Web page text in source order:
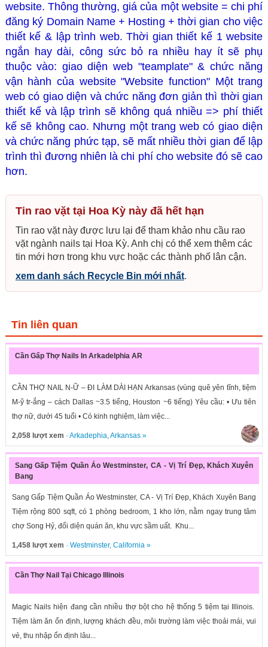
website. Thông thường, giá của một website = chi phí
đăng ký Domain Name + Hosting + thời gian cho việc
thiết kế & lập trình web. Thời gian thiết kế 1 website
ngắn hay dài, công sức bỏ ra nhiều hay ít sẽ phụ
thuộc vào: giao diện web "teamplate" & chức năng
vận hành của website "Website function" Một trang
web có giao diện và chức năng đơn giản thì thời gian
thiết kế và lập trình sẽ không quá nhiều => phí thiết
kế sẽ không cao. Nhưng một trang web có giao diện
và chức năng phức tạp, sẽ mất nhiều thời gian để lập
trình thì đương nhiên là chi phí cho website đó sẽ cao
hơn.
Tin rao vặt tại Hoa Kỳ này đã hết hạn
Tin rao vặt này được lưu lại để tham khảo nhu cầu rao
vặt ngành nails tại Hoa Kỳ. Anh chị có thể xem thêm các
tin mới hơn trong khu vực hoặc các thành phố lân cận.
xem danh sách Recycle Bin mới nhất.
Tin liên quan
Cần Gấp Thợ Nails In Arkadelphia AR
CẦN THỢ NAIL N-Ữ – ĐI LÀM DÀI HẠN Arkansas (vùng quê yên tĩnh, tiệm
M-ỹ tr-ắng – cách Dallas ~3.5 tiếng, Houston ~6 tiếng) Yêu cầu: • Ưu tiên
thợ nữ, dưới 45 tuổi • Có kinh nghiệm, làm việc...
2,058 lượt xem · Arkadephia,Arkansas»
Sang Gấp Tiệm Quần Áo Westminster, CA - Vị Trí Đẹp, Khách Xuyên
Bang
Sang Gấp Tiệm Quần Áo Westminster, CA - Vị Trí Đẹp, Khách Xuyên Bang
Tiệm rộng 800 sqft, có 1 phòng bedroom, 1 kho lớn, nằm ngay trung tâm
chợ Song Hỷ, đối diện quán ăn, khu vực sầm uất. Khu...
1,458 lượt xem · Westminster, California»
Cần Thợ Nail Tại Chicago Illinois
Magic Nails hiện đang cần nhiều thợ bột cho hệ thống 5 tiệm tại Illinois.
Tiệm làm ăn ổn định, lượng khách đều, môi trường làm việc thoải mái, vui
vẻ, thu nhập ổn định lâu...